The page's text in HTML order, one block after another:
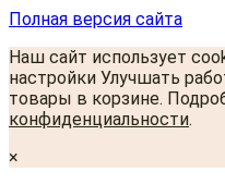
Полная версия сайта
Наш сайт использует
настройки Улучшать
товары в корзине.
конфиденциальности.
×